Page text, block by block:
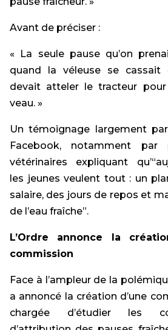
Avant de préciser :
« La seule pause qu’on
quand la véleuse se cassait
devait atteler le tracteur
veau. »
Un témoignage largement
Facebook, notamment par
vétérinaires expliquant
les jeunes veulent tout : un
salaire, des jours de repos et
de l’eau fraîche”.
L’Ordre annonce la
commission
Face à l’ampleur de la
a annoncé la création d’une
chargée d’étudier les